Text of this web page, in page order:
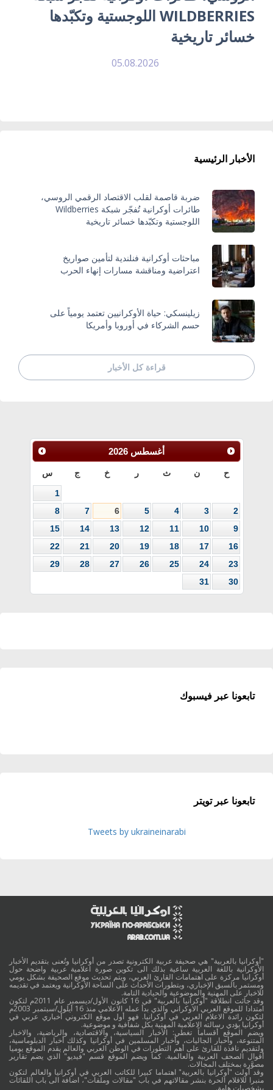
WILDBERRIES اللوجستية وتكبّدها
خسائر تاريخية
05.08.2026
الأخبار الرئيسية
ضربة قاصمة لقلب الاقتصاد الرقمي الروسي،
طائرات أوكرانية تُفجّر شبكة Wildberries
اللوجستية وتكبّدها خسائر تاريخية
مباحثات أوكرانية فنلندية لتأمين صواريخ
اعتراضية ومناقشة مسارات إنهاء الحرب
زيلينسكي: حياة الأوكرانيين تعتمد يومياً على
حسم الشركاء في أوروبا وأمريكا
قراءة كل الأخبار
أغسطس 2026
ح ن ث ر خ ج س
1
2
3
4
5
6
7
8
9
10
11
12
13
14
15
16
17
18
19
20
21
22
23
24
25
26
27
28
29
30
31
تابعونا عبر فيسبوك
تابعونا عبر تويتر
Tweets by ukraineinarabi
"أوكرانيا بالعربية" هي صحيفة عربية الكترونية تصدر من أوكرانيا وتُعنى بتقديم الأخبار
الأوكرانية باللغة العربية ساعية بذلك الى تكوين صورة اعلامية عربية واضحة حول
أوكرانيا مركزة على اهتمامات القارئ العربي، ويتم تحديث موقع الصحيفة بشكل يومي
ومستمر بالسبق الإخباري، وبتطورات الأحداث على الساحة الأوكرانية ويعتمد في تقديمه
للاخبار على المهنية والموضوعية والحيادية التامة.
وقد جائت انطلاقة "أوكرانيا بالعربية" في 16 كانون الأول/ديسمبر عام 2011م لتكون
امتدادا للموقع العربي الاوكراني والذي بدأ عمله الاعلامي منذ 16 أيلول/سبتمبر 2003م
لتكون رائدة الاعلام العربي في أوكرانيا. فهو أول موقع الكتروني أخباري عربي في
أوكرانيا يؤدي رسالته الاعلامية المهنية بكل شفافية و موضوعية.
ويضم الموقع أقساماً تغطي: الأخبار السياسية، والاقتصادية، والرياضية، والاخبار
المتنوعة، وأخبار الجاليات، وأخبار المسلمين في أوكرانيا وكذلك أخبار الدبلوماسية،
ولتقديم نافذة للقارئ على أهم التطورات في الوطن العربي والعالم يقدم الموقع يوميا
أقوال الصحف العربية والعالمية. كما ويضم الموقع قسم "فيديو" الذي يضم تقارير
مصوَّرة بمختلف المجالات.
وقد أولت "أوكرانيا بالعربية" اهتماما كبيرا للكاتب العربي في أوكرانيا والعالم لتكون
منبرا للاقلام الحرة بنشر مقالاتهم في باب "مقالات وملفات"، اضافة الى باب اللقائات